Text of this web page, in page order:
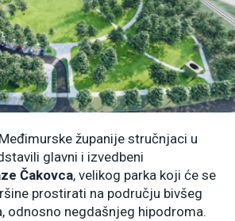
županije stručnjaci u
glavni i izvedbeni
Čakovca, velikog parka koji će se
prostirati na području bivšeg
odnosno negdašnjeg hipodroma.